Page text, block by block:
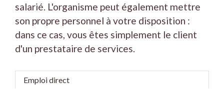
salarié. L'organisme peut également mettre
son propre personnel à votre disposition :
dans ce cas, vous êtes simplement le client
d'un prestataire de services.
Emploi direct